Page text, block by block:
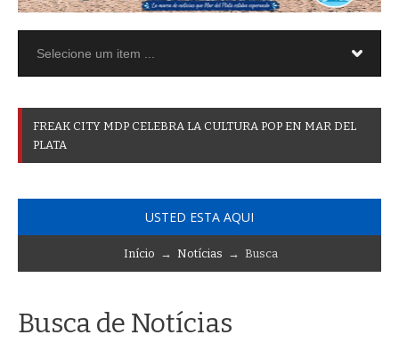
FREAK CITY MDP CELEBRA LA CULTURA POP EN MAR DEL
PLATA
USTED ESTA AQUI
Início → Notícias → Busca
Busca de Notícias